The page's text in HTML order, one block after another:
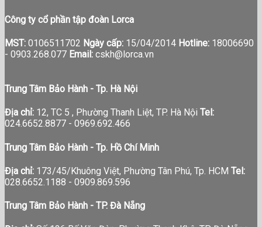
Công ty cổ phần tập đoàn Lorca
MST: 0106511702 Ngày cấp: 15/04/2014 Hotline: 18006690
- 0903.268.077 Email: cskh@lorca.vn
Trung Tâm Bảo Hành - Tp. Hà Nội
Địa chỉ: 12, TC 5 , Phường Thanh Liệt, TP. Hà Nội Tel:
024.6652.8877 - 0969.692.466
Trung Tâm Bảo Hành - Tp. Hồ Chí Minh
Địa chỉ: 173/45/Khuông Việt, Phường Tân Phú, Tp. HCM Tel:
028.6652.1188 - 0909.869.596
Trung Tâm Bảo Hành - TP. Đà Nẵng